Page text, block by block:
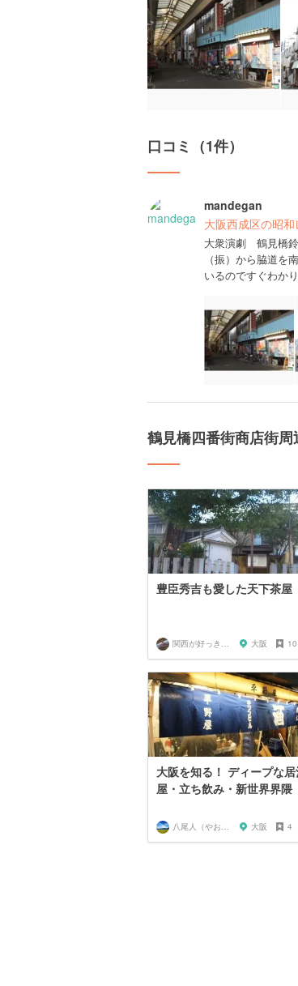
口コミ（1件）
mandegan
大阪西成区の昭
大衆演劇 鶴見橋
（振）から脇道を
いるのですぐわかり
鶴見橋四番街商店街
豊臣秀吉も愛した天下茶屋
関西が好っきゃねん 大阪 10
大阪を知る！ ディープな
屋・立ち飲み・新世界界隈
八尾人（やおんちゅ） 大阪 4